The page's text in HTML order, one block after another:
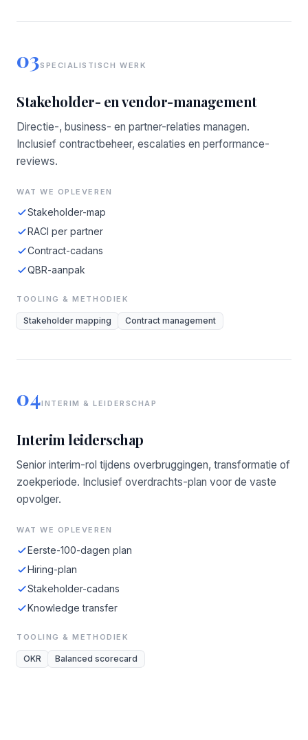
03SPECIALISTISCH WERK
Stakeholder- en vendor-management
Directie-, business- en partner-relaties managen.
Inclusief contractbeheer, escalaties en performance-
reviews.
WAT WE OPLEVEREN
Stakeholder-map
RACI per partner
Contract-cadans
QBR-aanpak
TOOLING & METHODIEK
Stakeholder mapping Contract management
04INTERIM & LEIDERSCHAP
Interim leiderschap
Senior interim-rol tijdens overbruggingen, transformatie of
zoekperiode. Inclusief overdrachts-plan voor de vaste
opvolger.
WAT WE OPLEVEREN
Eerste-100-dagen plan
Hiring-plan
Stakeholder-cadans
Knowledge transfer
TOOLING & METHODIEK
OKR Balanced scorecard